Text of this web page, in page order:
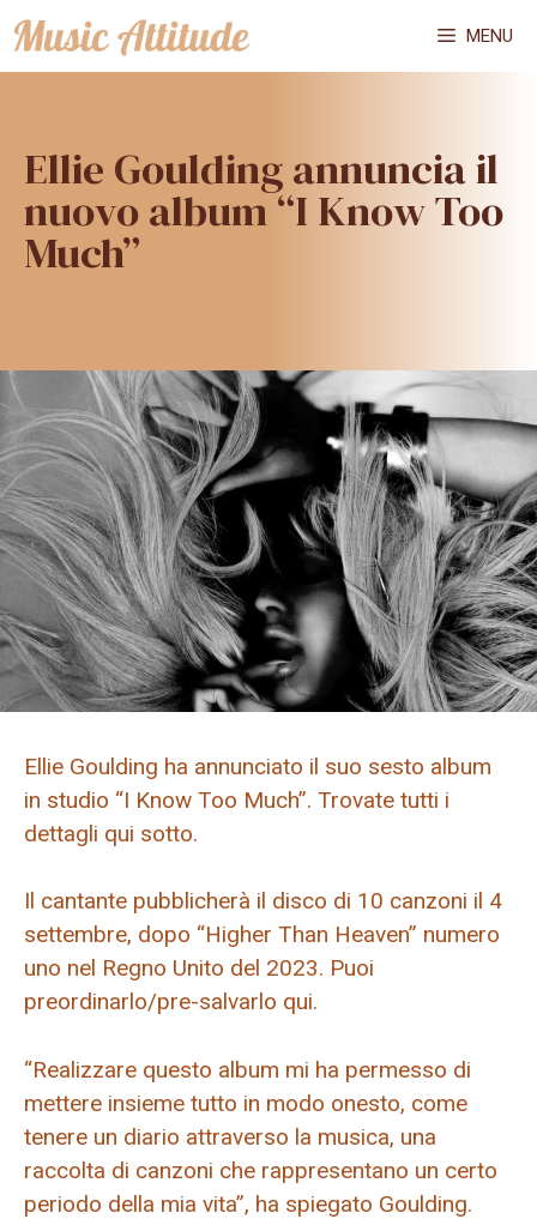
Vai
al
MENU
Ellie Goulding annuncia il
nuovo album “I Know Too
Much”
Ellie Goulding ha annunciato il suo sesto album
in studio “I Know Too Much”. Trovate tutti i
dettagli qui sotto.
Il cantante pubblicherà il disco di 10 canzoni il 4
settembre, dopo “Higher Than Heaven” numero
uno nel Regno Unito del 2023. Puoi
preordinarlo/pre-salvarlo qui.
“Realizzare questo album mi ha permesso di
mettere insieme tutto in modo onesto, come
tenere un diario attraverso la musica, una
raccolta di canzoni che rappresentano un certo
periodo della mia vita”, ha spiegato Goulding.